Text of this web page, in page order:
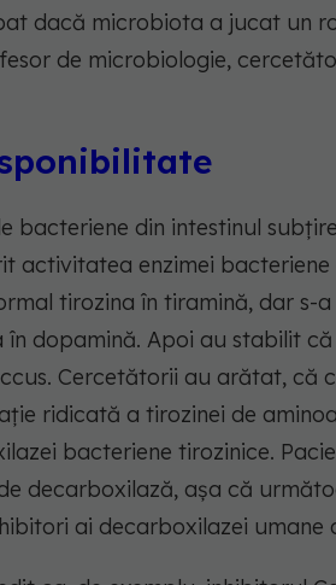
dacă microbiota a jucat un
de microbiologie,
bacteriene din intestinul
activitatea enzimei
tirozina în tiramină, dar s-
în dopamină. Apoi au stabilit
Cercetătorii au arătat, că
ridicată a tirozinei de
bacteriene tirozinice.
decarboxilază, așa că
ai decarboxilazei umane